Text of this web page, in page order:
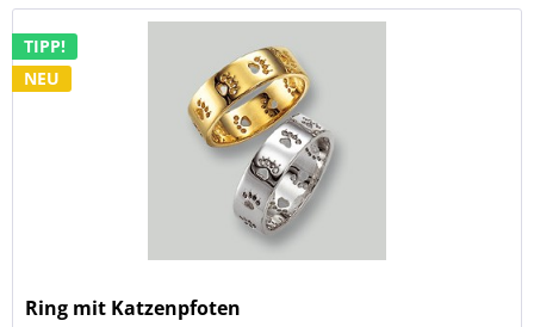
TIPP!
NEU
Ring mit Katzenpfoten